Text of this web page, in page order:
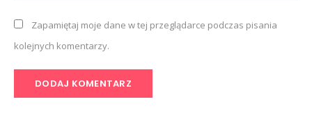
Zapamiętaj moje dane w tej przeglądarce podczas pisania
kolejnych komentarzy.